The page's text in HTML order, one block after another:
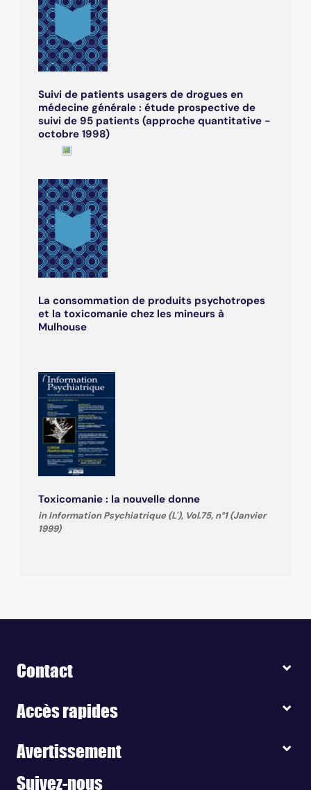
Suivi de patients usagers de drogues en
médecine générale : étude prospective de
suivi de 95 patients (approche quantitative -
octobre 1998)
La consommation de produits psychotropes
et la toxicomanie chez les mineurs à
Mulhouse
Toxicomanie : la nouvelle donne
in Information Psychiatrique (L'), Vol.75, n°1 (Janvier
1999)
Contact
Accès rapides
Avertissement
Suivez-nous